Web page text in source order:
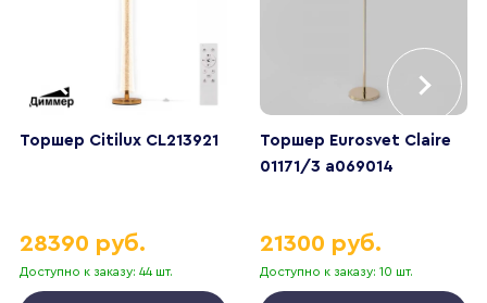
Торшер Citilux CL213921
Доступно к заказу: 44 шт.
28390 руб.
Торшер Eurosvet Claire
01171/3 a069014
Доступно к заказу: 10 шт.
21300 руб.